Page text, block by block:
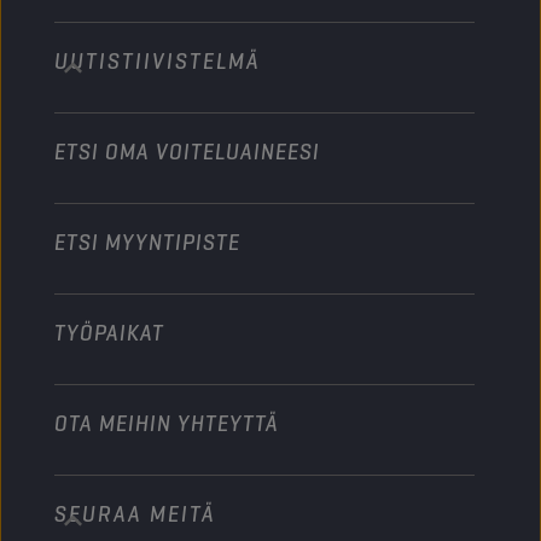
Moottoripyörät ja mönkijät
Teollisuuskoneet
Veneet
Technology
Moottoriurheilualan yhteistyökumppanit
Henkilöautot
Moottoripyörät
Raskas kalusto
UUTISTIIVISTELMÄ
ETSI OMA VOITELUAINEESI
ETSI MYYNTIPISTE
TYÖPAIKAT
OTA MEIHIN YHTEYTTÄ
info@championlubes.com
SEURAA MEITÄ